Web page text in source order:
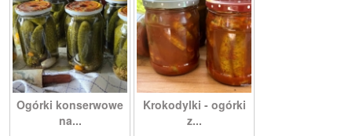
Ogórki konserwowe
na...
Krokodylki - ogórki
z...